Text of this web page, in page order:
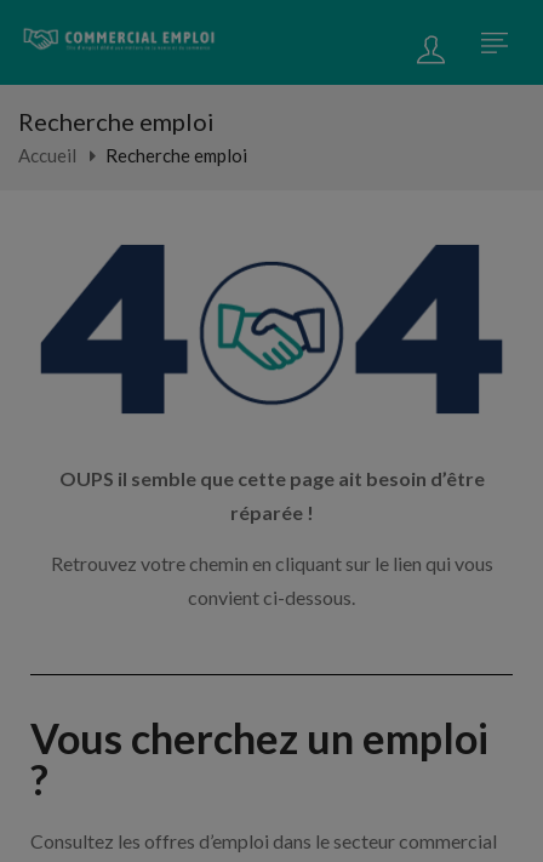
Recherche emploi
Accueil Recherche emploi
OUPS il semble que cette page ait besoin d’être
réparée !
Retrouvez votre chemin en cliquant sur le lien qui vous
convient ci-dessous.
Vous cherchez un emploi
?
Consultez les offres d’emploi dans le secteur commercial